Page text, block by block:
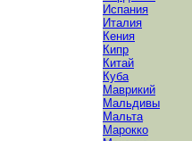
Испания
Италия
Кения
Кипр
Китай
Куба
Маврикий
Мальдивы
Мальта
Марокко